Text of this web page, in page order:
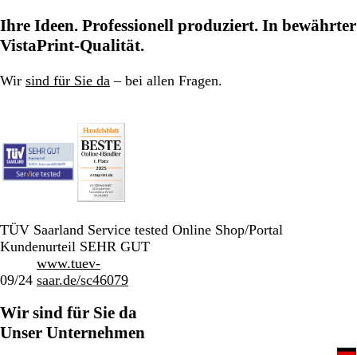
Ihre Ideen. Professionell produziert. In bewährter
VistaPrint-Qualität.
Wir sind für Sie da – bei allen Fragen.
TÜV Saarland Service tested Online Shop/Portal
Kundenurteil SEHR GUT
09/24
www.tuev-
saar.de/sc46079
Wir sind für Sie da
Unser Unternehmen